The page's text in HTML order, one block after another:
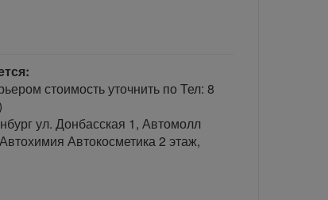
стоимость уточнить по Тел: 8
ул. Донбасская 1, Автомолл
Автокосметика 2 этаж,